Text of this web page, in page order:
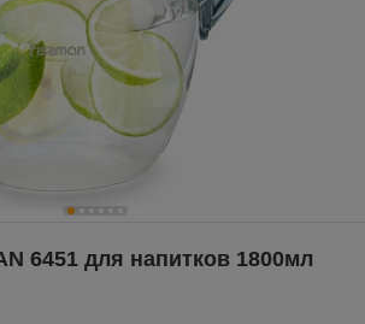
6451 для напитков 1800мл